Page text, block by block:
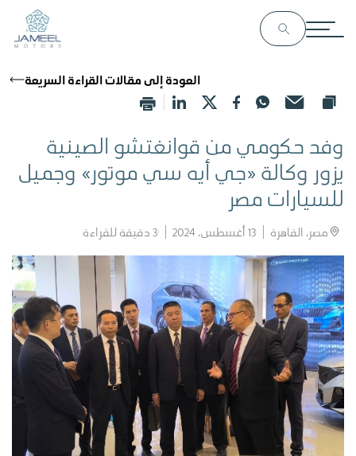
العودة إلى مقالات القراءة السريعة
وفد حكومي من قوانغتشو الصينية
يزور وكالة «جي أيه سي موتور» وجميل
للسيارات مصر
مصر، القاهرة 13 أغسطس، 2024 3دقيقة للقراءة